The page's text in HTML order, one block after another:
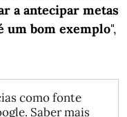
a antecipar metas
um bom exemplo",
como fonte
Saber mais